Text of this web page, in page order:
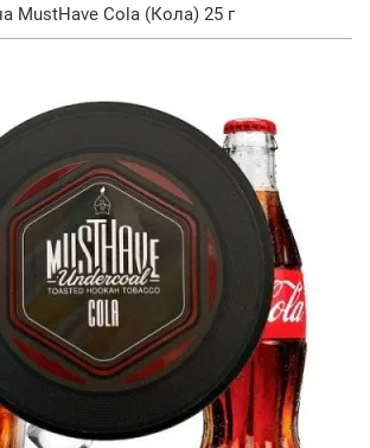
MustHave Cola (Кола) 25 г